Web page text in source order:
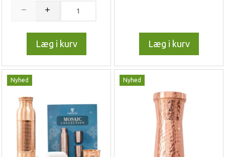
Læg i kurv Læg i kurv
Nyhed Nyhed